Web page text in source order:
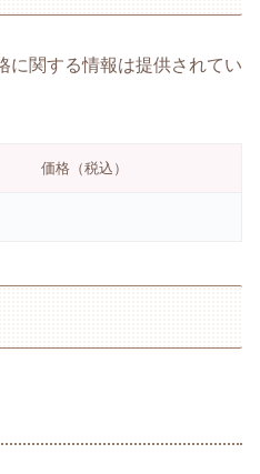
に関する情報は提供されてい
価格（税込）